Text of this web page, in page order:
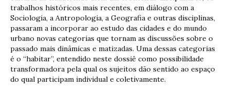
trabalhos históricos mais recentes, em diálogo com a
Sociologia, a Antropologia, a Geografia e outras disciplinas,
passaram a incorporar ao estudo das cidades e do mundo
urbano novas categorias que tornam as discussões sobre o
passado mais dinâmicas e matizadas. Uma dessas categorias
é o “habitar”, entendido neste dossiê como possibilidade
transformadora pela qual os sujeitos dão sentido ao espaço
do qual participam individual e coletivamente.